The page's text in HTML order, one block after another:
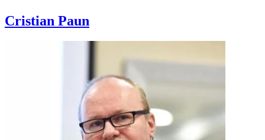
Cristian Paun